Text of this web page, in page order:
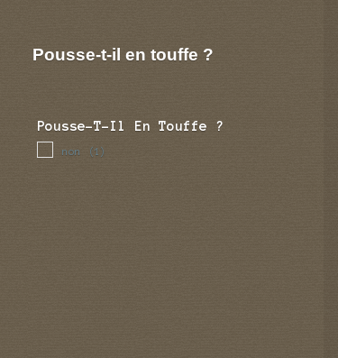
Pousse-t-il en touffe ?
Pousse-T-Il En Touffe ?
non (1)